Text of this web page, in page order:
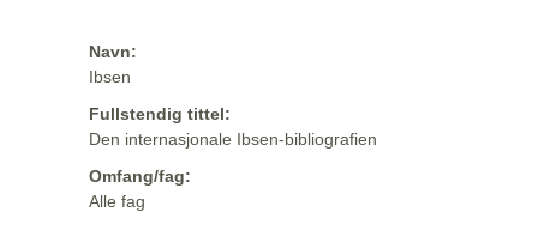
Navn:
Ibsen
Fullstendig tittel:
Den internasjonale Ibsen-bibliografien
Omfang/fag:
Alle fag